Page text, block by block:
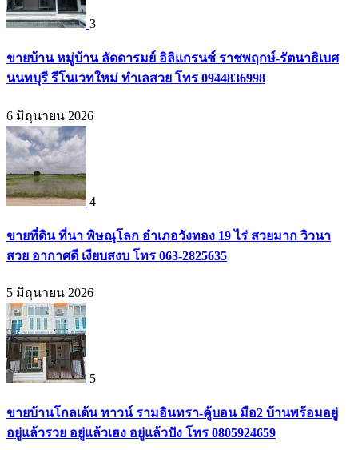
3
ขายบ้าน หมู่บ้าน ลัดดารมย์ อิลิแกรนช์ ราชพฤกษ์-รัตนาธิเบศ
นนทบุรี รีโนเวทใหม่ ทำเลสวย โทร 0944836998
6 มิถุนายน 2026
4
ขายที่ดิน ที่นา พิษณุโลก อำเภอวังทอง 19 ไร่ สวยมาก วิวนา
สวย อากาศดี เงียบสงบ โทร 063-2825635
5 มิถุนายน 2026
5
ขายบ้านโกลเด้น ทาวน์ รามอินทรา-คู้บอน มือ2 บ้านพร้อมอยู่
อยู่แล้วรวย อยู่แล้วเฮง อยู่แล้วปัง โทร 0805924659